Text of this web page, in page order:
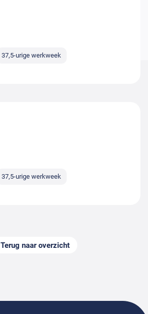
37,5-urige werkweek
37,5-urige werkweek
Terug naar overzicht